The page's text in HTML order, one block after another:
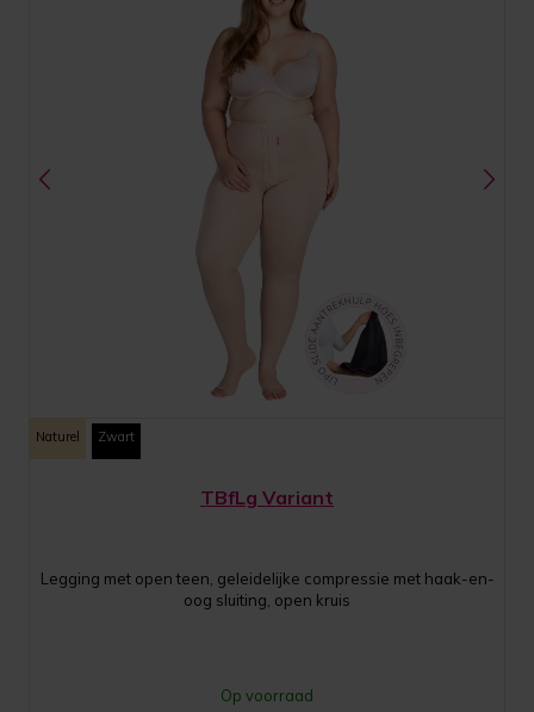
Naturel Zwart
TBfLg Variant
Legging met open teen, geleidelijke compressie met haak-en-
oog sluiting, open kruis
Op voorraad